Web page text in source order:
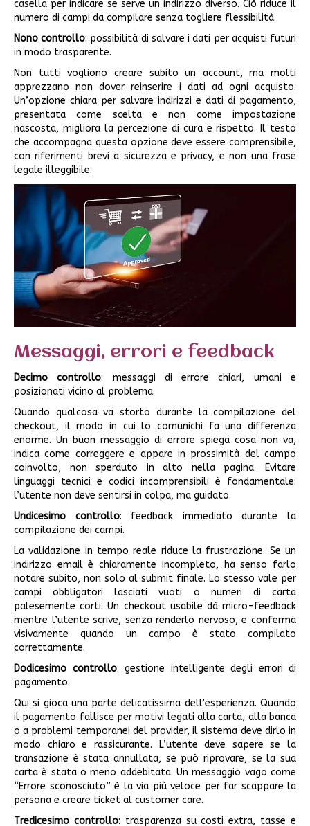
casella per indicare se serve un indirizzo diverso. Ciò riduce il
numero di campi da compilare senza togliere flessibilità.
Nono controllo: possibilità di salvare i dati per acquisti futuri
in modo trasparente.
Non tutti vogliono creare subito un account, ma molti
apprezzano non dover reinserire i dati ad ogni acquisto.
Un’opzione chiara per salvare indirizzi e dati di pagamento,
presentata come scelta e non come impostazione
nascosta, migliora la percezione di cura e rispetto. Il testo
che accompagna questa opzione deve essere comprensibile,
con riferimenti brevi a sicurezza e privacy, e non una frase
legale illeggibile.
Messaggi, errori e feedback
Decimo controllo: messaggi di errore chiari, umani e
posizionati vicino al problema.
Quando qualcosa va storto durante la compilazione del
checkout, il modo in cui lo comunichi fa una differenza
enorme. Un buon messaggio di errore spiega cosa non va,
indica come correggere e appare in prossimità del campo
coinvolto, non sperduto in alto nella pagina. Evitare
linguaggi tecnici e codici incomprensibili è fondamentale:
l’utente non deve sentirsi in colpa, ma guidato.
Undicesimo controllo: feedback immediato durante la
compilazione dei campi.
La validazione in tempo reale riduce la frustrazione. Se un
indirizzo email è chiaramente incompleto, ha senso farlo
notare subito, non solo al submit finale. Lo stesso vale per
campi obbligatori lasciati vuoti o numeri di carta
palesemente corti. Un checkout usabile dà micro-feedback
mentre l’utente scrive, senza renderlo nervoso, e conferma
visivamente quando un campo è stato compilato
correttamente.
Dodicesimo controllo: gestione intelligente degli errori di
pagamento.
Qui si gioca una parte delicatissima dell’esperienza. Quando
il pagamento fallisce per motivi legati alla carta, alla banca
o a problemi temporanei del provider, il sistema deve dirlo in
modo chiaro e rassicurante. L’utente deve sapere se la
transazione è stata annullata, se può riprovare, se la sua
carta è stata o meno addebitata. Un messaggio vago come
“Errore sconosciuto” è la via più veloce per far scappare la
persona e creare ticket al customer care.
Tredicesimo controllo: trasparenza su costi extra, tasse e